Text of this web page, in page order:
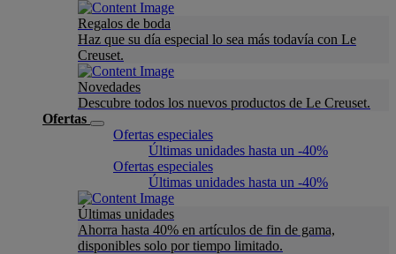
Regalos de boda
Haz que su día especial lo sea más todavía con Le
Creuset.
Novedades
Descubre todos los nuevos productos de Le Creuset.
Ofertas
Ofertas especiales
Últimas unidades hasta un -40%
Ofertas especiales
Últimas unidades hasta un -40%
Últimas unidades
Ahorra hasta 40% en artículos de fin de gama,
disponibles solo por tiempo limitado.